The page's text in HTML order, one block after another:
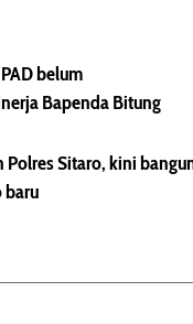
belum
Bapenda Bitung
Sitaro, kini
baru